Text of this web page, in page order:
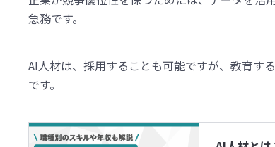
急務です。
AI人材は、採用することも可能ですが、教育す
です。